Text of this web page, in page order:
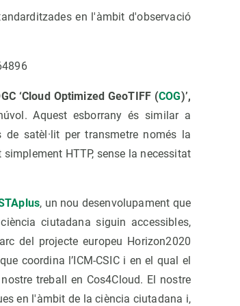
en l'àmbit d'observació
‘Cloud Optimized GeoTIFF (COG)’,
Aquest esborrany és similar a
satèl·lit per transmetre només la
HTTP, sense la necessitat
, un nou desenvolupament que
ciutadana siguin accessibles,
del projecte europeu Horizon2020
que coordina l’ICM-CSIC i en el qual el
treball en Cos4Cloud. El nostre
en l'àmbit de la ciència ciutadana i,